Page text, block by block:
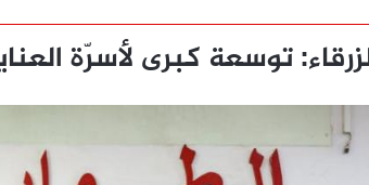
توسعة كبرى لأسرّة